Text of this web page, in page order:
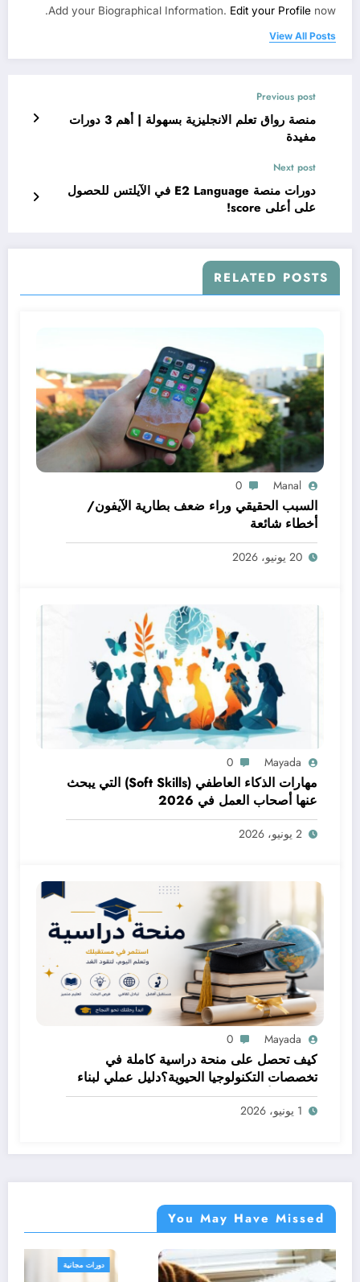
Add your Biographical Information. Edit your Profile now.
View All Posts
Previous post
منصة رواق تعلم الانجليزية بسهولة | أهم 3 دورات
مفيدة
Next post
دورات منصة E2 Language في الآيلتس للحصول
على أعلى score!
RELATED POSTS
Manal
0
السبب الحقيقي وراء ضعف بطارية الآيفون/
أخطاء شائعة
20 يونيو، 2026
Mayada
0
مهارات الذكاء العاطفي (Soft Skills) التي يبحث
عنها أصحاب العمل في 2026
2 يونيو، 2026
Mayada
0
كيف تحصل على منحة دراسية كاملة في
تخصصات التكنولوجيا الحيوية؟دليل عملي لبناء
مستقبل أكاديمي مميز
1 يونيو، 2026
You May Have Missed
دورات مجانية